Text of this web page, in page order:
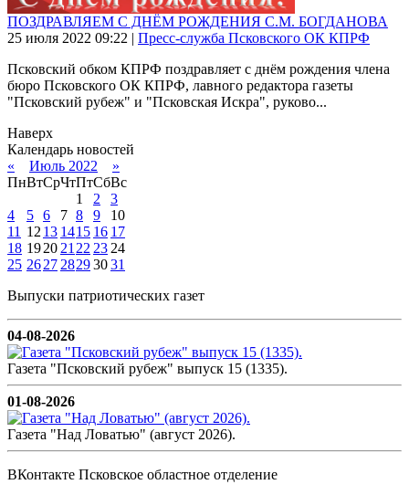
ПОЗДРАВЛЯЕМ С ДНЁМ РОЖДЕНИЯ С.М. БОГДАНОВА
25 июля 2022 09:22 | Пресс-служба Псковского ОК КПРФ
Псковский обком КПРФ поздравляет с днём рождения члена
бюро Псковского ОК КПРФ, лавного редактора газеты
"Псковский рубеж" и "Псковская Искра", руково...
Наверх
Календарь новостей
«
Июль 2022
»
ПнВтСрЧтПтСбВс
1
2
3
4
5 6 7 8 9
10
11 12 13 1415 16 17
18 1920 21 22 23 24
25 2627 28293031
Выпуски патриотических газет
04-08-2026
Газета "Псковский рубеж" выпуск 15 (1335).
01-08-2026
Газета "Над Ловатью" (август 2026).
ВКонтакте Псковское областное отделение